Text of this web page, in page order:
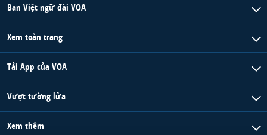
Ban Việt ngữ đài VOA
Xem toàn trang
Tải App của VOA
Vượt tường lửa
Xem thêm